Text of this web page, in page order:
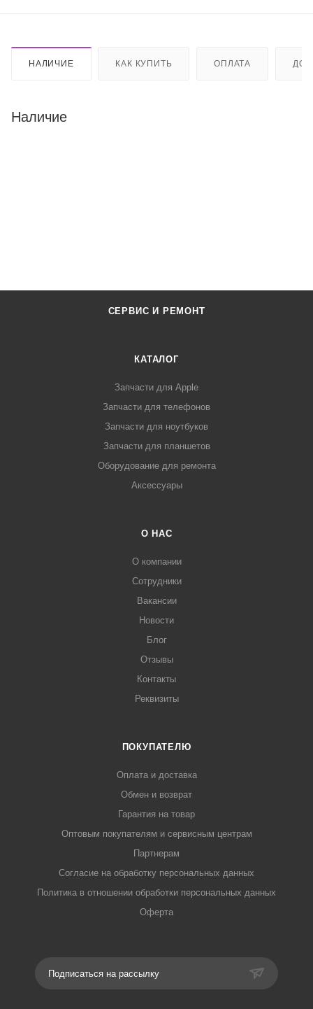
НАЛИЧИЕ КАК КУПИТЬ ОПЛАТА
Наличие
СЕРВИС И РЕМОНТ
КАТАЛОГ
Запчасти для Apple
Запчасти для телефонов
Запчасти для ноутбуков
Запчасти для планшетов
Оборудование для ремонта
Аксессуары
О НАС
О компании
Сотрудники
Вакансии
Новости
Блог
Отзывы
Контакты
Реквизиты
ПОКУПАТЕЛЮ
Оплата и доставка
Обмен и возврат
Гарантия на товар
Оптовым покупателям и сервисным центрам
Партнерам
Согласие на обработку персональных данных
Политика в отношении обработки персональных данных
Оферта
Подписаться на рассылку